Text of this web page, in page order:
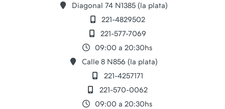
Diagonal 74 N1385 (la plata)
221-4829502
221-577-7069
09:00 a 20:30hs
Calle 8 N856 (la plata)
221-4257171
221-570-0062
09:00 a 20:30hs